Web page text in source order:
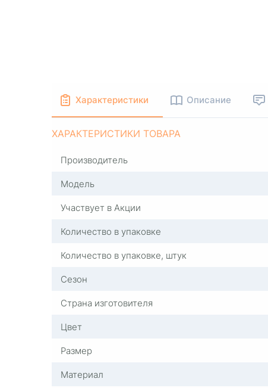
Характеристики Описание
ХАРАКТЕРИСТИКИ ТОВАРА
Производитель
Модель
Участвует в Акции
Количество в упаковке
Количество в упаковке, штук
Сезон
Страна изготовителя
Цвет
Размер
Материал